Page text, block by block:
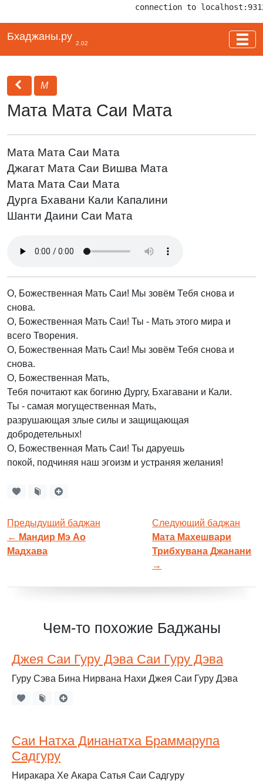
connection to
Бхаджаны.ру
2.02
М
Мата Мата Саи Мата
Мата Мата Саи Мата
Джагат Мата Саи Вишва Мата
Мата Мата Саи Мата
Дурга Бхавани Кали Капалини
Шанти Даини Саи Мата
О, Божественная Мать Саи! Мы зовём Тебя снова и
снова.
О, Божественная Мать Саи! Ты - Мать этого мира и
всего Творения.
О, Божественная Мать Саи! Мы зовём Тебя снова и
снова.
О, Божественная Мать,
Тебя почитают как богиню Дургу, Бхагавани и Кали.
Ты - самая могущественная Мать,
разрушающая злые силы и защищающая
добродетельных!
О, Божественная Мать Саи! Ты даруешь
покой, подчиняя наш эгоизм и устраняя желания!
Предыдущий баджан
← Мандир Мэ Ао
Мадхава
Следующий баджан
Мата Махешвари
Трибхувана Джанани
→
Чем-то похожие Баджаны
Джея Саи Гуру Дэва Саи Гуру Дэва
Гуру Сэва Бина Нирвана Нахи Джея Саи Гуру Дэва
Саи Натха Динанатха Браммарупа
Садгуру
Ниракара Хе Акара Сатья Саи Садгуру